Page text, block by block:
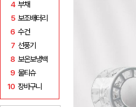
4 부채
5 보조배터리
6 수건
7 선풍기
8 보온보냉백
9 물티슈
10 장바구니